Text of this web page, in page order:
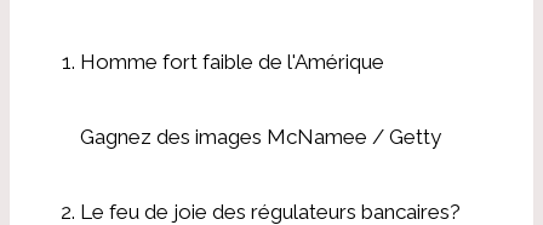
Homme fort faible de l'Amérique
Gagnez des images McNamee / Getty
Le feu de joie des régulateurs bancaires?